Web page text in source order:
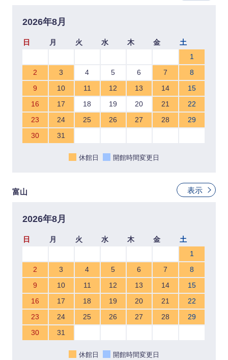
2026年8月
日 月 火 水 木 金
土
1
2
3 4 5 6 7
8
9
10 11 12 13 14
15
16
17 18 19 20 21
22
23
24 25 26 27 28
29
30
31
休館日 開館時間変更日
富山 表示
2026年8月
日 月 火 水 木 金
土
1
2
3 4 5 6 7
8
9
10 11 12 13 14
15
16
17 18 19 20 21
22
23
24 25 26 27 28
29
30
31
休館日 開館時間変更日